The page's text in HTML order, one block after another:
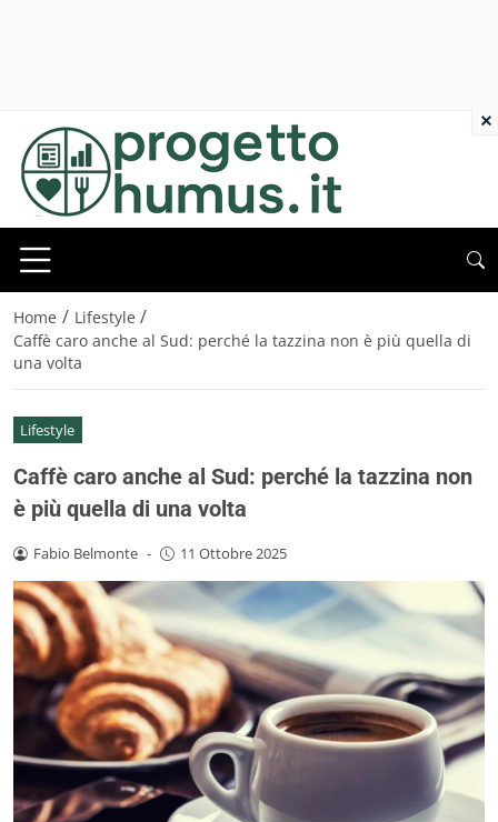
Home / Lifestyle /
Caffè caro anche al Sud: perché la tazzina non è più quella di
una volta
Lifestyle
Caffè caro anche al Sud: perché la tazzina non
è più quella di una volta
Fabio Belmonte - 11 Ottobre 2025
×